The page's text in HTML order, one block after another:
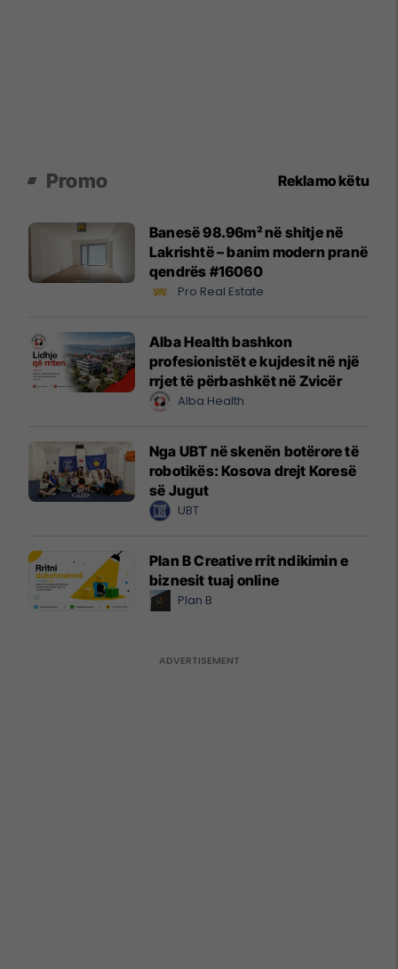
Promo Reklamo këtu
Banesë 98.96m² në shitje në
Lakrishtë – banim modern pranë
qendrës #16060
Pro Real Estate
Alba Health bashkon
profesionistët e kujdesit në një
rrjet të përbashkët në Zvicër
Alba Health
Nga UBT në skenën botërore të
robotikës: Kosova drejt Koresë
së Jugut
UBT
Plan B Creative rrit ndikimin e
biznesit tuaj online
Plan B